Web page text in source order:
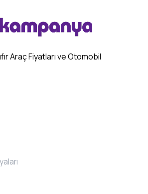
Araç Fiyatları ve Otomobil